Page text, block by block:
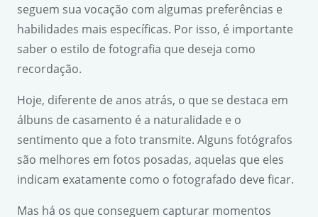
seguem sua vocação com algumas preferências e
habilidades mais específicas. Por isso, é importante
saber o estilo de fotografia que deseja como
recordação.
Hoje, diferente de anos atrás, o que se destaca em
álbuns de casamento é a naturalidade e o
sentimento que a foto transmite. Alguns fotógrafos
são melhores em fotos posadas, aquelas que eles
indicam exatamente como o fotografado deve ficar.
Mas há os que conseguem capturar momentos